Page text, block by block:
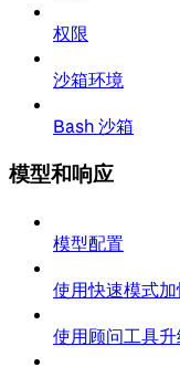
权限
沙箱环境
Bash 沙箱
模型和响应
模型配置
使用快速模式
使用顾问工具